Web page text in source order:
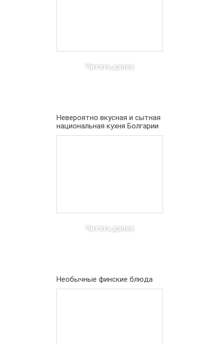
Читать далее
Невероятно вкусная и сытная
национальная кухня Болгарии
Читать далее
Необычные финские блюда